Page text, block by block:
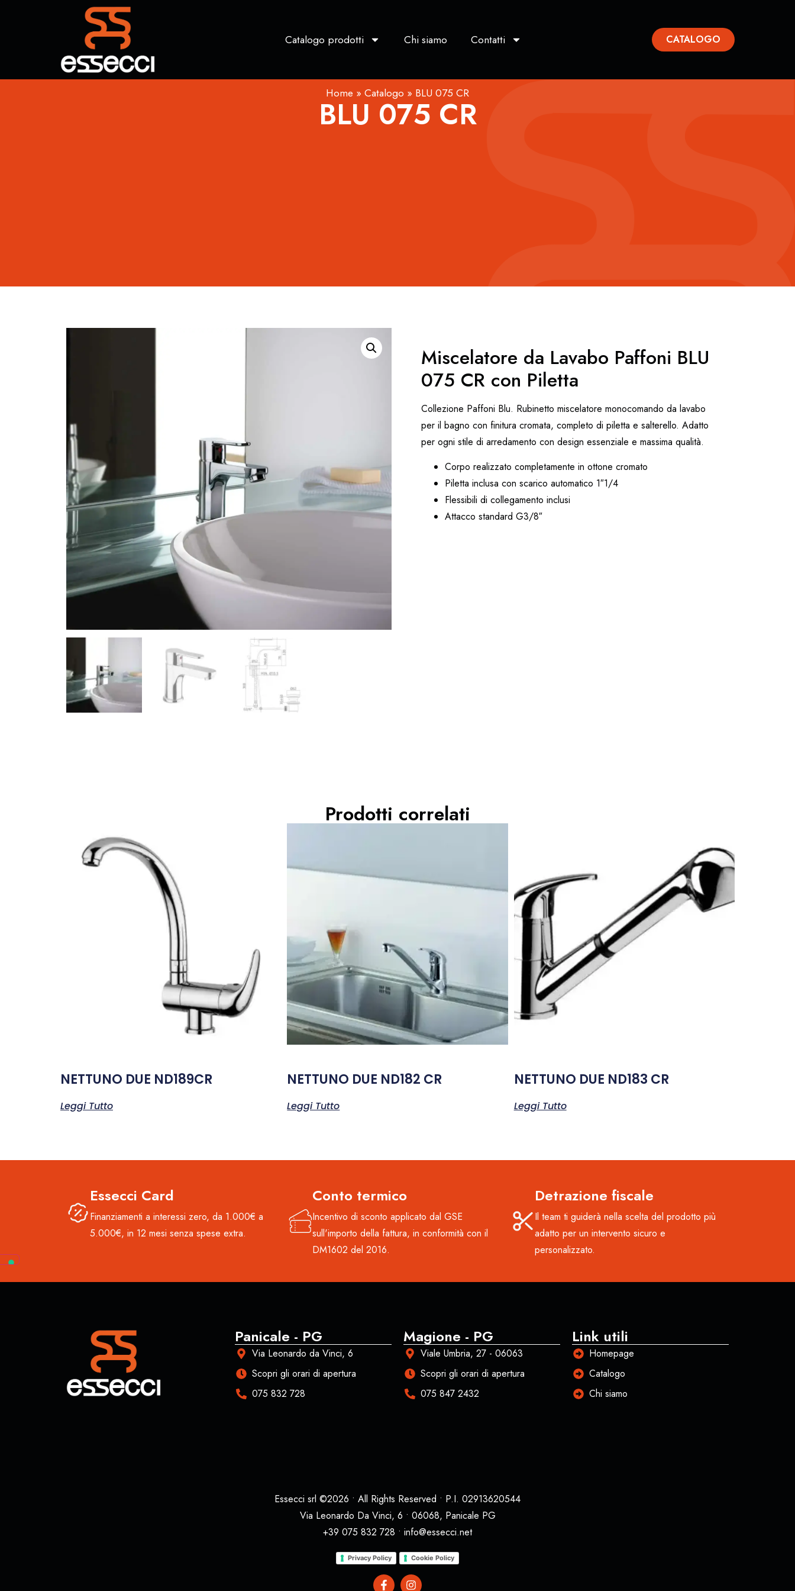
Catalogo prodotti Chi siamo Contatti CATALOGO
Home » Catalogo » BLU 075 CR
BLU 075 CR
Miscelatore da Lavabo Paffoni BLU
075 CR con Piletta
Collezione Paffoni Blu. Rubinetto miscelatore monocomando da lavabo
per il bagno con finitura cromata, completo di piletta e salterello. Adatto
per ogni stile di arredamento con design essenziale e massima qualità.
Corpo realizzato completamente in ottone cromato
Piletta inclusa con scarico automatico 1″1/4
Flessibili di collegamento inclusi
Attacco standard G3/8″
Prodotti correlati
NETTUNO DUE ND189CR
Leggi Tutto
NETTUNO DUE ND182 CR
Leggi Tutto
NETTUNO DUE ND183 CR
Leggi Tutto
Essecci Card
Finanziamenti a interessi zero, da 1.000€ a
5.000€, in 12 mesi senza spese extra.
Conto termico
Incentivo di sconto applicato dal GSE
sull'importo della fattura, in conformità con il
DM1602 del 2016.
Detrazione fiscale
Il team ti guiderà nella scelta del prodotto più
adatto per un intervento sicuro e
personalizzato.
Panicale - PG
Via Leonardo da Vinci, 6
Scopri gli orari di apertura
075 832 728
Magione - PG
Viale Umbria, 27 - 06063
Scopri gli orari di apertura
075 847 2432
Link utili
Homepage
Catalogo
Chi siamo
Essecci srl ©2026 • All Rights Reserved • P.I. 02913620544
Via Leonardo Da Vinci, 6 • 06068, Panicale PG
+39 075 832 728 • info@essecci.net
Privacy Policy Cookie Policy